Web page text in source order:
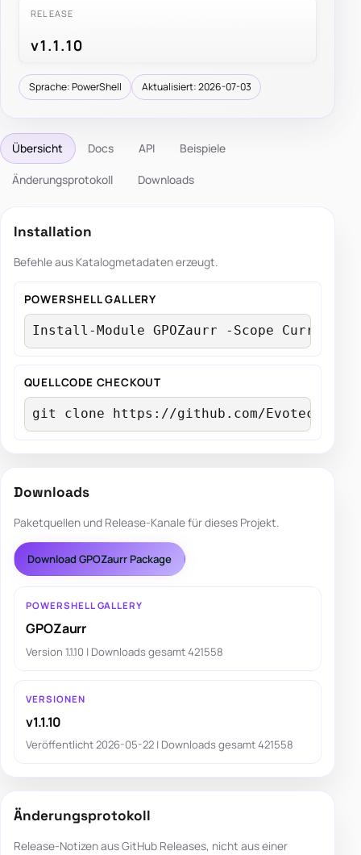
RELEASE
v1.1.10
Sprache: PowerShell Aktualisiert: 2026-07-03
Übersicht Docs API Beispiele
Änderungsprotokoll Downloads
Installation
Befehle aus Katalogmetadaten erzeugt.
POWERSHELL GALLERY
Install-Module GPOZaurr -Scope
QUELLCODE CHECKOUT
git clone https://github.com/EvotecIT/
Downloads
Paketquellen und Release-Kanale für dieses Projekt.
Download GPOZaurr Package
POWERSHELL GALLERY
GPOZaurr
Version 1.1.10 | Downloads gesamt 421558
VERSIONEN
v1.1.10
Veröffentlicht 2026-05-22 | Downloads gesamt 421558
Änderungsprotokoll
Release-Notizen aus GitHub Releases, nicht aus einer